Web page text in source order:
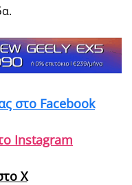
στο Facebook
Instagram
X